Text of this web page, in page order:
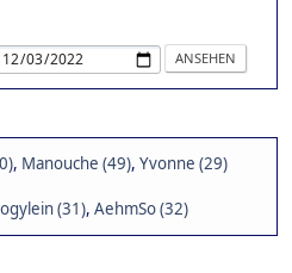
, Manouche (49), Yvonne (29)
(31), AehmSo (32)